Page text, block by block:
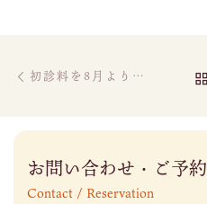
初診料を8月よりいただきます
お問い合わせ・ご予約
Contact / Reservation